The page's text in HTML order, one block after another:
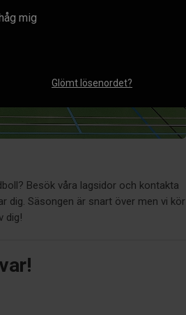
mig
Glömt lösenordet?
Besök våra lagsidor och kontakta
dig. Säsongen är snart över men vi kör
dig!